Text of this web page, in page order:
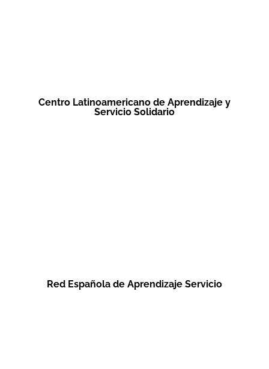
Centro Latinoamericano de Aprendizaje y
Servicio Solidario
Red Española de Aprendizaje Servicio